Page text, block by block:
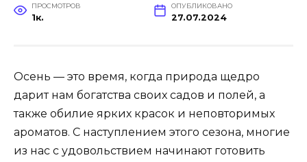
ПРОСМОТРОВ
1к.
ОПУБЛИКОВАНО
27.07.2024
Осень — это время, когда природа щедро
дарит нам богатства своих садов и полей, а
также обилие ярких красок и неповторимых
ароматов. С наступлением этого сезона, многие
из нас с удовольствием начинают готовить